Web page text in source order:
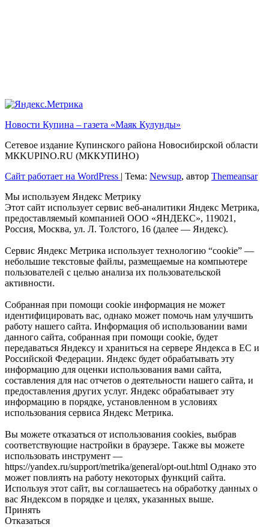
Новости Купина – газета «Маяк Кулунды»
Сетевое издание Купинского района Новосибирской области
МКKUPINO.RU (МККУПИНО)
Сайт работает на WordPress
Тема: Newsup, автор Themeansar
Мы используем Яндекс Метрику
Этот сайт использует сервис веб-аналитики Яндекс Метрика,
предоставляемый компанией ООО «ЯНДЕКС», 119021,
Россия, Москва, ул. Л. Толстого, 16 (далее — Яндекс).
Сервис Яндекс Метрика использует технологию “cookie” —
небольшие текстовые файлы, размещаемые на компьютере
пользователей с целью анализа их пользовательской
активности.
Собранная при помощи cookie информация не может
идентифицировать вас, однако может помочь нам улучшить
работу нашего сайта. Информация об использовании вами
данного сайта, собранная при помощи cookie, будет
передаваться Яндексу и храниться на сервере Яндекса в ЕС и
Российской Федерации. Яндекс будет обрабатывать эту
информацию для оценки использования вами сайта,
составления для нас отчетов о деятельности нашего сайта, и
предоставления других услуг. Яндекс обрабатывает эту
информацию в порядке, установленном в условиях
использования сервиса Яндекс Метрика.
Вы можете отказаться от использования cookies, выбрав
соответствующие настройки в браузере. Также вы можете
использовать инструмент —
https://yandex.ru/support/metrika/general/opt-out.html Однако это
может повлиять на работу некоторых функций сайта.
Используя этот сайт, вы соглашаетесь на обработку данных о
вас Яндексом в порядке и целях, указанных выше.
Принять
Отказаться